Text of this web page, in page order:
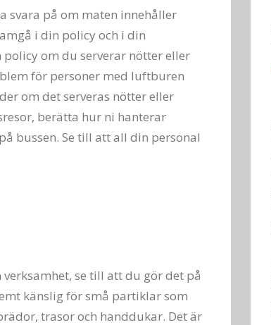
svara på om maten innehåller
i din policy och i din
om du serverar nötter eller
för personer med luftburen
om det serveras nötter eller
berätta hur ni hanterar
bussen. Se till att all din personal
se till att du gör det på
känslig för små partiklar som
trasor och handdukar. Det är